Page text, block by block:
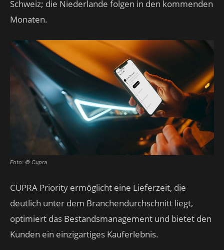
Schweiz; die Niederlande folgen in den kommenden
Monaten.
Foto: © Cupra
CUPRA Priority ermöglicht eine Lieferzeit, die
deutlich unter dem Branchendurchschnitt liegt,
optimiert das Bestandsmanagement und bietet den
Kunden ein einzigartiges Kauferlebnis.